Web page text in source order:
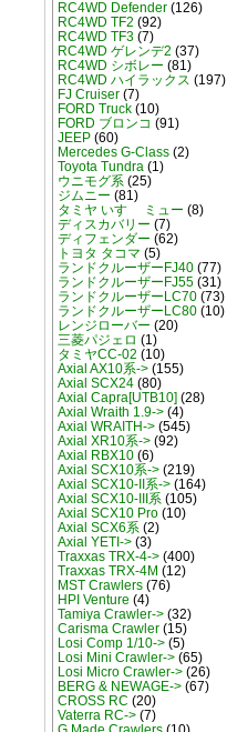
RC4WD Defender(126)
RC4WD TF2 (92)
RC4WD TF3(7)
RC4WD ゲレンデ2 (37)
RC4WD シボレー (81)
RC4WD ハイラックス (197)
FJ Cruiser(7)
FORD Truck(10)
FORD ブロンコ (91)
JEEP(60)
Mercedes G-Class(2)
Toyota Tundra(1)
ウニモグ系(25)
ジムニー (81)
タミヤ いすゞ ミュー (8)
ディスカバリー (7)
ディフェンダー (62)
トヨタ タコマ (5)
ランドクルーザーFJ40(77)
ランドクルーザーFJ55(31)
ランドクルーザーLC70(73)
ランドクルーザーLC80(10)
レンジローバー (20)
三菱パジェロ (1)
タミヤCC-02 (10)
Axial AX10系->(155)
Axial SCX24(80)
Axial Capra[UTB10] (28)
Axial Wraith 1.9->(4)
Axial WRAITH->(545)
Axial XR10系->(92)
Axial RBX10(6)
Axial SCX10系->(219)
Axial SCX10-II系->(164)
Axial SCX10-III系(105)
Axial SCX10 Pro(10)
Axial SCX6系(2)
Axial YETI->(3)
Traxxas TRX-4->(400)
Traxxas TRX-4M (12)
MST Crawlers(76)
HPI Venture (4)
Tamiya Crawler->(32)
Carisma Crawler(15)
Losi Comp 1/10->(5)
Losi Mini Crawler->(65)
Losi Micro Crawler->(26)
BERG & NEWAGE->(67)
CROSS RC (20)
Vaterra RC->(7)